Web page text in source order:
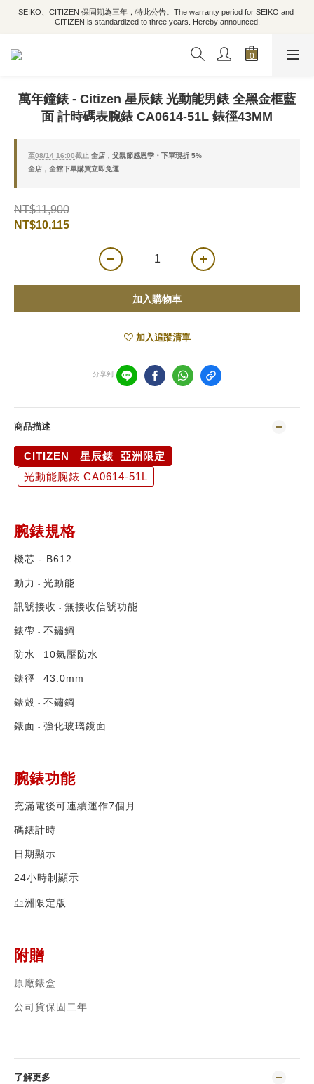
SEIKO、CITIZEN 保固期為三年，特此公告。The warranty period for SEIKO and
CITIZEN is standardized to three years. Hereby announced.
萬年鐘錶 - Citizen 星辰錶 光動能男錶 全黑金框藍
面 計時碼表腕錶 CA0614-51L 錶徑43MM
至08/14 16:00截止 全店，父親節感恩季・下單現折 5%
全店，全館下單購買立即免運
NT$11,900
NT$10,115
加入購物車
加入追蹤清單
分享到
商品描述
CITIZEN 星辰錶 亞洲限定
光動能腕錶 CA0614-51L
腕錶規格
機芯 - B612
動力 - 光動能
訊號接收 - 無接收信號功能
錶帶 - 不鏽鋼
防水 - 10氣壓防水
錶徑 - 43.0mm
錶殼 - 不鏽鋼
錶面 - 強化玻璃鏡面
腕錶功能
充滿電後可連續運作7個月
碼錶計時
日期顯示
24小時制顯示
亞洲限定版
附贈
原廠錶盒
公司貨保固二年
了解更多